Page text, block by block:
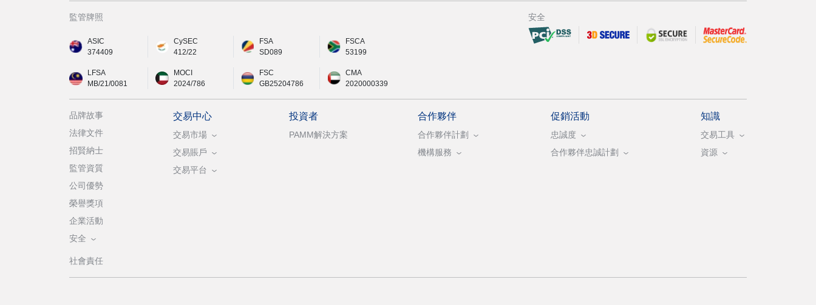
監管牌照
ASIC
374409
CySEC
412/22
FSA
SD089
FSCA
53199
LFSA
MB/21/0081
MOCI
2024/786
FSC
GB25204786
CMA
2020000339
安全
品牌故事
法律文件
招賢納士
監管資質
公司優勢
榮譽獎項
企業活動
安全
社會責任
交易中心
交易市場
交易賬戶
交易平台
投資者
PAMM解決方案
合作夥伴
合作夥伴計劃
機構服務
促銷活動
忠誠度
合作夥伴忠誠計劃
知識
交易工具
資源